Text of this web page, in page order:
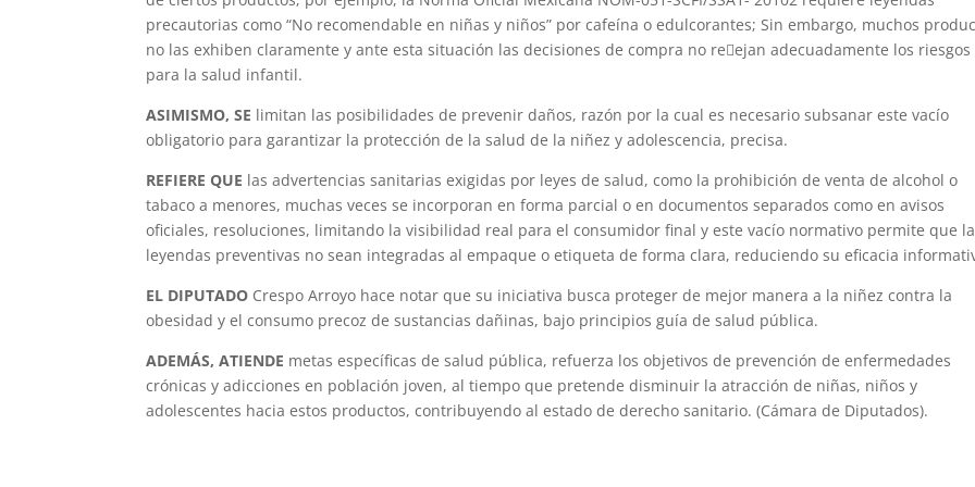
precautorias como “No recomendable en niñas y niños” por cafeína o edulcorantes; Sin embargo, muchos
no las exhiben claramente y ante esta situación las decisiones de compra no re􀃀ejan adecuadamente los riesgos
para la salud infantil.
ASIMISMO, SE limitan las posibilidades de prevenir daños, razón por la cual es necesario subsanar este vacío
obligatorio para garantizar la protección de la salud de la niñez y adolescencia, precisa.
REFIERE QUE las advertencias sanitarias exigidas por leyes de salud, como la prohibición de venta de alcohol o
tabaco a menores, muchas veces se incorporan en forma parcial o en documentos separados como en avisos
oficiales, resoluciones, limitando la visibilidad real para el consumidor final y este vacío normativo permite que
leyendas preventivas no sean integradas al empaque o etiqueta de forma clara, reduciendo su eficacia
EL DIPUTADO Crespo Arroyo hace notar que su iniciativa busca proteger de mejor manera a la niñez contra la
obesidad y el consumo precoz de sustancias dañinas, bajo principios guía de salud pública.
ADEMÁS, ATIENDE metas específicas de salud pública, refuerza los objetivos de prevención de enfermedades
crónicas y adicciones en población joven, al tiempo que pretende disminuir la atracción de niñas, niños y
adolescentes hacia estos productos, contribuyendo al estado de derecho sanitario. (Cámara de Diputados).